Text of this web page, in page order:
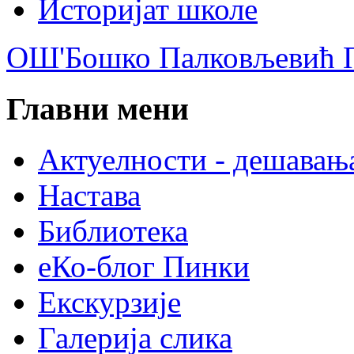
Историјат школе
ОШ'Бошко Палковљевић
Главни мени
Актуелности -
Настава
Библиотека
еКо-блог Пинки
Екскурзије
Галерија слика